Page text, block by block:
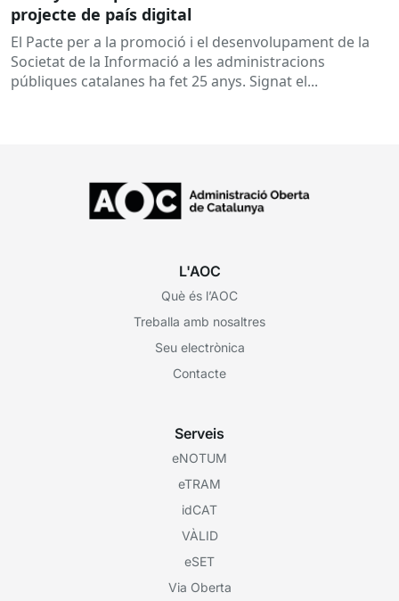
projecte de país digital
El Pacte per a la promoció i el desenvolupament de la
Societat de la Informació a les administracions
públiques catalanes ha fet 25 anys. Signat el...
L'AOC
Què és l’AOC
Treballa amb nosaltres
Seu electrònica
Contacte
Serveis
eNOTUM
eTRAM
idCAT
VÀLID
eSET
Via Oberta